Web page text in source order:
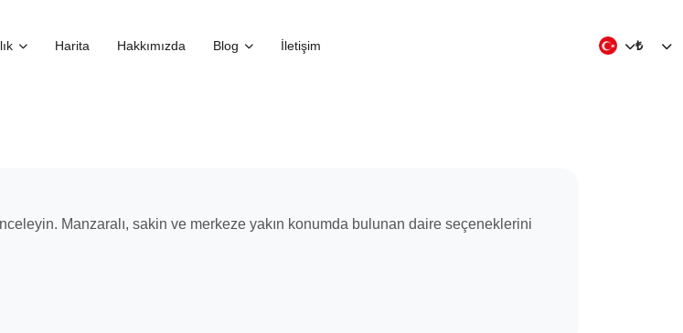
Harita Hakkımızda Blog İletişim ₺
Manzaralı, sakin ve merkeze yakın konumda bulunan daire seçeneklerini